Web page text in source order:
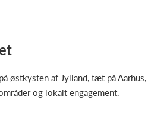
østkysten af Jylland, tæt på Aarhus,
og lokalt engagement.